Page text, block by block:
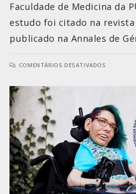
Faculdade de Medicina da
estudo foi citado na
publicado na Annales de
COMENTÁRIOS DESATIVADOS